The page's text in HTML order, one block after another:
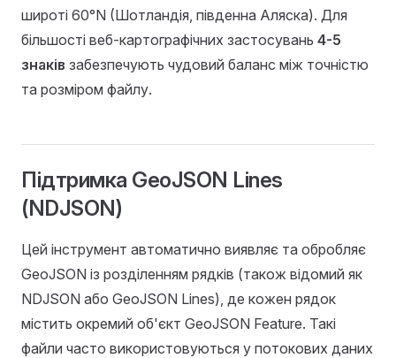
широті 60°N (Шотландія, південна Аляска). Для
більшості веб-картографічних застосувань 4-5
знаків забезпечують чудовий баланс між точністю
та розміром файлу.
Підтримка GeoJSON Lines
(NDJSON)
Цей інструмент автоматично виявляє та обробляє
GeoJSON із розділенням рядків (також відомий як
NDJSON або GeoJSON Lines), де кожен рядок
містить окремий об'єкт GeoJSON Feature. Такі
файли часто використовуються у потокових даних